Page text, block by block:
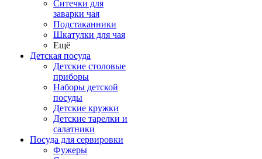
Ситечки для
заварки чая
Подстаканники
Шкатулки для чая
Ещё
Детская посуда
Детские столовые
приборы
Наборы детской
посуды
Детские кружки
Детские тарелки и
салатники
Посуда для сервировки
Фужеры